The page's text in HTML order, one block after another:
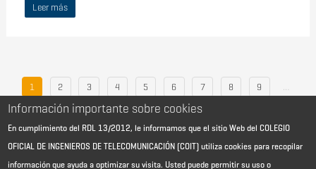
Leer más
1 2 3 4 5 6 7 8 9 …
› »
Información importante sobre cookies
En cumplimiento del RDL 13/2012, le informamos que el sitio Web del COLEGIO
OFICIAL DE INGENIEROS DE TELECOMUNICACIÓN (COIT) utiliza cookies para recopilar
información que ayuda a optimizar su visita. Usted puede permitir su uso o